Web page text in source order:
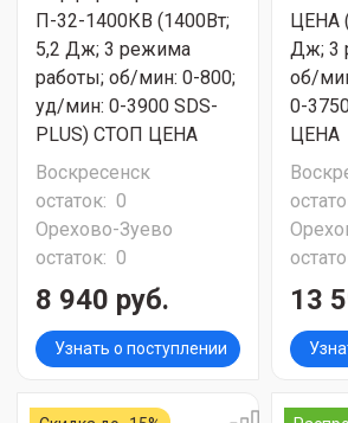
П-32-1400КВ (1400Вт;
5,2 Дж; 3 режима
работы; об/мин: 0-800;
уд/мин: 0-3900 SDS-
PLUS) СТОП ЦЕНА
Воскресенск
остаток: 0
Орехово-Зуево
остаток: 0
8 940 руб.
Узнать о поступлении
ЦЕНА
Дж; 3
об/
0-
ЦЕНА
13